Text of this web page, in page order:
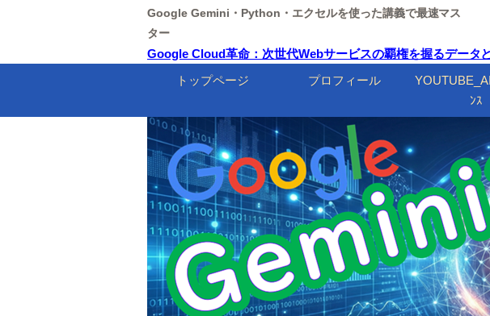
Google Gemini・Python・エクセルを使った講義で最速マス
ター
Google Cloud革命：次世代Webサービスの覇権を握るデー
トップページ
プロフィール
ﾝｽ